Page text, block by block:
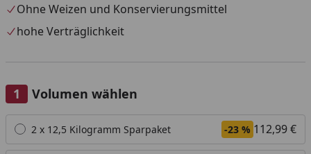
Ohne Weizen und Konservierungsmittel
hohe Verträglichkeit
Volumen wählen
Alle anzeigen (3)
2 x 12,5 Kilogramm Sparpaket -23 % 112,99 €